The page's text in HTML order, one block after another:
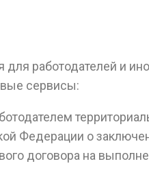
работодателей и
сервисы:
Федерации о
договора на